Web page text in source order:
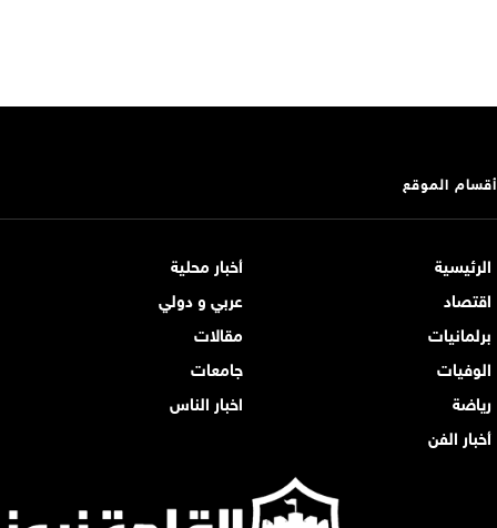
أقسام الموقع
الرئيسية
أخبار محلية
اقتصاد
عربي و دولي
برلمانيات
مقالات
الوفيات
جامعات
رياضة
اخبار الناس
أخبار الفن